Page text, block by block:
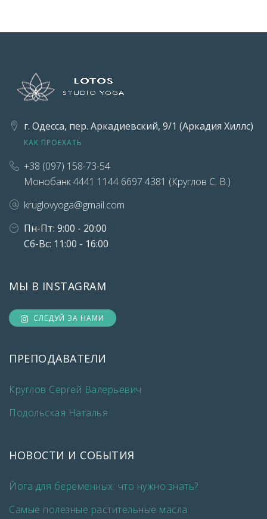
г. Одесса, пер. Аркадиевский, 9/1 (Аркадия Хиллс)
КАК ПРОЕХАТЬ
+38 (097) 158-73-54
Монобанк 4441 1144 6697 4381 (Круглов С. В.)
kruglovyoga@gmail.com
Пн-Пт: 9:00 - 20:00
Сб-Вс: 11:00 - 16:00
МЫ В INSTAGRAM
СЛЕДУЙ ЗА НАМИ
ПРЕПОДАВАТЕЛИ
Круглов Сергей Валерьевич
Подольская Наталья
НОВОСТИ И СОБЫТИЯ
Йога для беременных: что нужно знать?
Самые полезные растительные масла